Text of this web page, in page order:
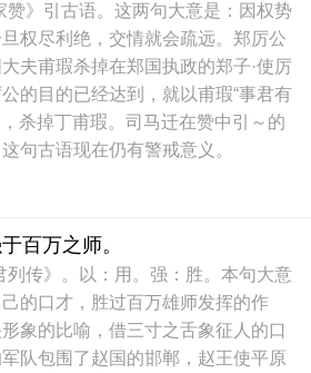
赞》引古语。这两句大意是：因权势
权尽利绝，交情就会疏远。郑厉公
夫甫瑕杀掉在郑国执政的郑子·使厉
的目的已经达到，就以甫瑕“事君有
杀掉丁甫瑕。司马迁在赞中引～的
句古语现在仍有警戒意义。
百万之师。
列传》。以：用。强：胜。本句大意
的口才，胜过百万雄师发挥的作
象的比喻，借三寸之舌象征人的口
队包围了赵国的邯郸，赵王使平原